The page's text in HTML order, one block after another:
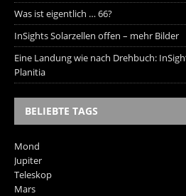
Was ist eigentlich … 66?
InSights Solarzellen offen – mehr Bilder
Eine Landung wie nach Drehbuch:
Planitia
BELIEBTE TAGS
Mond
Jupiter
Teleskop
Mars